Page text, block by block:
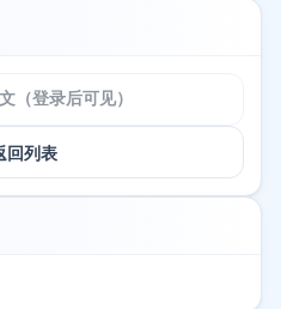
（登录后可见）
回列表